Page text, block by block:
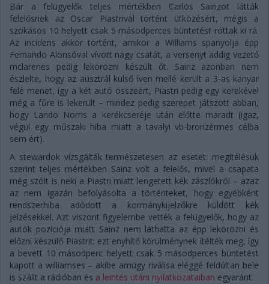
Bár a felügyelők teljes mértékben Carlos Sainzot látták
felelősnek az Oscar Piastrival történt ütközésért, mégis a
szokásos 10 helyett csak 5 másodperces büntetést róttak ki rá.
Az incidens akkor történt, amikor a Williams spanyolja épp
Fernando Alonsóval vívott nagy csatát, a versenyt addig vezető
mclarenes pedig lekörözni készült őt. Sainz azonban nem
észlelte, hogy az ausztrál külső íven mellé került a 3-as kanyar
felé menet, így a két autó összeért, Piastri pedig egy kerekével
még a fűre is lekerült – mindez pedig szerepet játszott abban,
hogy Lando Norris a kerékcseréje után előtte maradt (igaz,
végül egy műszaki hiba miatt a tavalyi vb-bronzérmes célba
sem ért).
A stewardok vizsgálták természetesen az esetet: megítélésük
szerint teljes mértékben Sainz volt a felelős, mivel a csapata
még szólt is neki a Piastri miatt lengetett kék zászlókról – azaz
az nem igazán befolyásolta a történteket, hogy egyébként
rendszerhiba adódott a kormánykijelzőkre küldött kék
jelzésekkel. Azt viszont figyelembe vették a felügyelők, hogy az
autók pozíciója miatt Sainz nem láthatta az épp lekörözni és
előzni készülő Piastrit: ezt enyhítő körülménynek ítélték meg, így
a bevett 10 másodperc helyett csak 5 másodperces büntetést
kapott a williamses – akibe amúgy riválisa eléggé feldúltan bele
is szállt a rádióban és a leintés utáni nyilatkozataiban egyaránt.